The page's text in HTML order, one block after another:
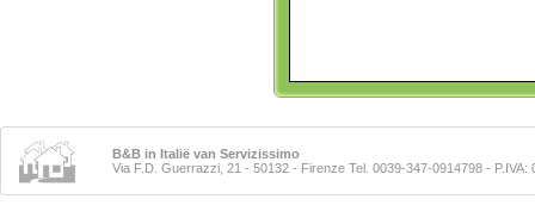
B&B in Italië van Servizissimo
Via F.D. Guerrazzi, 21 - 50132 - Firenze Tel. 0039-347-0914798 - P.IVA: